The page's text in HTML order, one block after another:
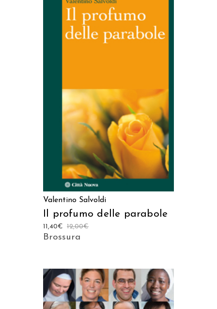
AGGIUNGI AL CARRELLO
Valentino Salvoldi
Il profumo delle parabole
12,00€
11,40€
Brossura